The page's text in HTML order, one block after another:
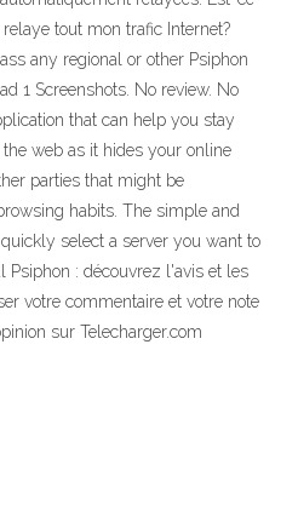
tout mon trafic Internet?
any regional or other Psiphon
1 Screenshots. No review. No
that can help you stay
web as it hides your online
parties that might be
habits. The simple and
select a server you want to
Psiphon : découvrez l'avis et les
votre commentaire et votre note
sur Telecharger.com